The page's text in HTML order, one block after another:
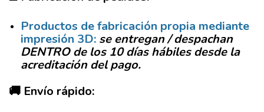
Productos de fabricación propia mediante
impresión 3D: se entregan / despachan
DENTRO de los 10 días hábilesdesde la
acreditación del pago.
🚚 Envío rápido: